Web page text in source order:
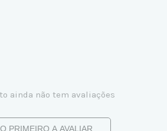
ainda não tem avaliações
PRIMEIRO A AVALIAR